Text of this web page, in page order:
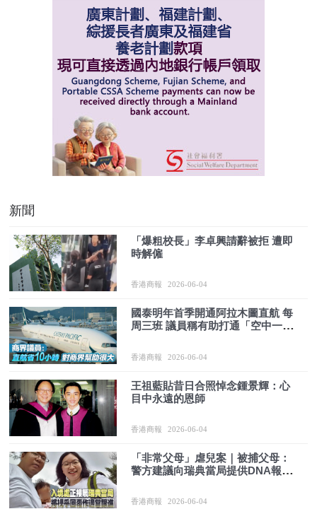
新聞
「爆粗校長」李卓興請辭被拒 遭即
時解僱
香港商報 2026-06-04
國泰明年首季開通阿拉木圖直航 每
周三班 議員稱有助打通「空中一帶
香港商報 2026-06-04
王祖藍貼昔日合照悼念鍾景輝：心
目中永遠的恩師
香港商報 2026-06-04
「非常父母」虐兒案｜被捕父母：
警方建議向瑞典當局提供DNA報告
香港商報 2026-06-04